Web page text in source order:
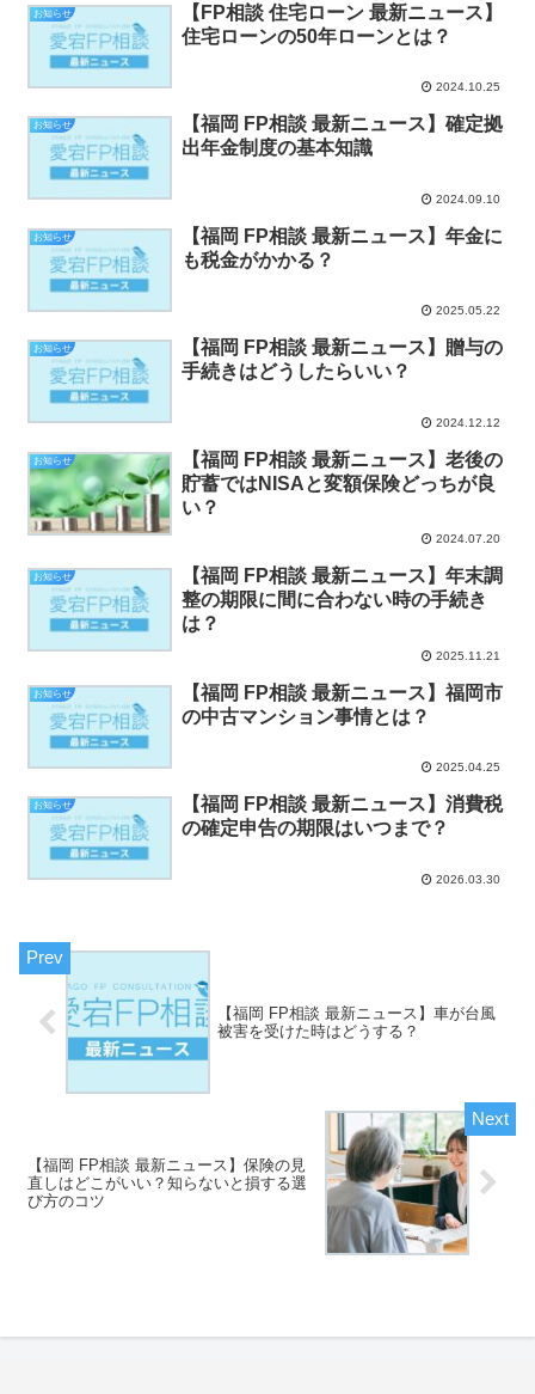
お知らせ
【FP相談 住宅ローン 最新ニュース】
住宅ローンの50年ローンとは？
2024.10.25
お知らせ
【福岡 FP相談 最新ニュース】確定拠
出年金制度の基本知識
2024.09.10
お知らせ
【福岡 FP相談 最新ニュース】年金に
も税金がかかる？
2025.05.22
お知らせ
【福岡 FP相談 最新ニュース】贈与の
手続きはどうしたらいい？
2024.12.12
お知らせ
【福岡 FP相談 最新ニュース】老後の
貯蓄ではNISAと変額保険どっちが良
い？
2024.07.20
お知らせ
【福岡 FP相談 最新ニュース】年末調
整の期限に間に合わない時の手続き
は？
2025.11.21
お知らせ
【福岡 FP相談 最新ニュース】福岡市
の中古マンション事情とは？
2025.04.25
お知らせ
【福岡 FP相談 最新ニュース】消費税
の確定申告の期限はいつまで？
2026.03.30
【福岡 FP相談 最新ニュース】車が台風
被害を受けた時はどうする？
【福岡 FP相談 最新ニュース】保険の見
直しはどこがいい？知らないと損する選
び方のコツ